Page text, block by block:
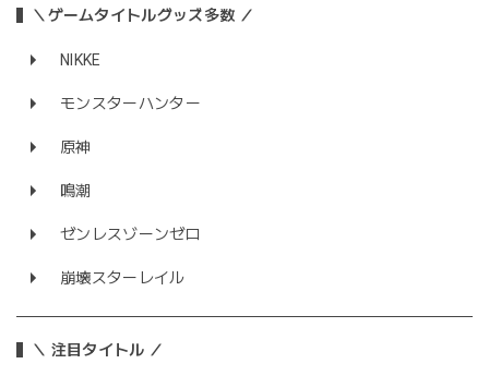
＼ゲームタイトルグッズ多数 ／
NIKKE
モンスターハンター
原神
鳴潮
ゼンレスゾーンゼロ
崩壊スターレイル
＼ 注目タイトル ／